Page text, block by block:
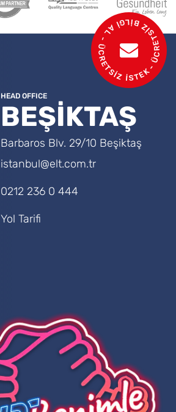
HEAD OFFICE
BEŞİKTAŞ
Barbaros Blv. 29/10 Beşiktaş
istanbul@elt.com.tr
0212 236 0 444
Yol Tarifi
- ÜCRETSİZ BİLGİ AL - ÜCRETSİZ İSTEK